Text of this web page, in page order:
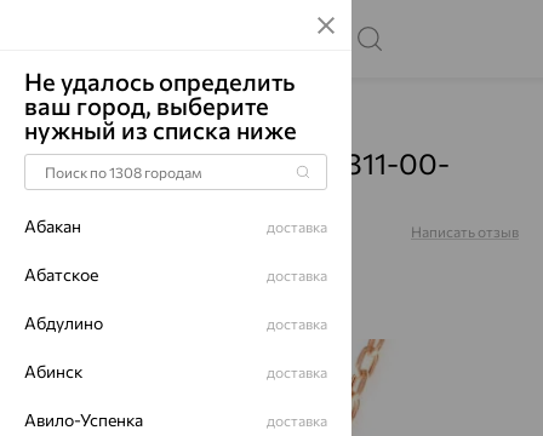
Главная Каталог Цепи
Цепь, золото, красный, 311-00-
0040-30555
Артикул: Написать отзыв
Не удалось определить
ваш город, выберите
нужный из списка ниже
Абакан доставка
Абатское доставка
Абдулино доставка
Абинск доставка
Авило-Успенка доставка